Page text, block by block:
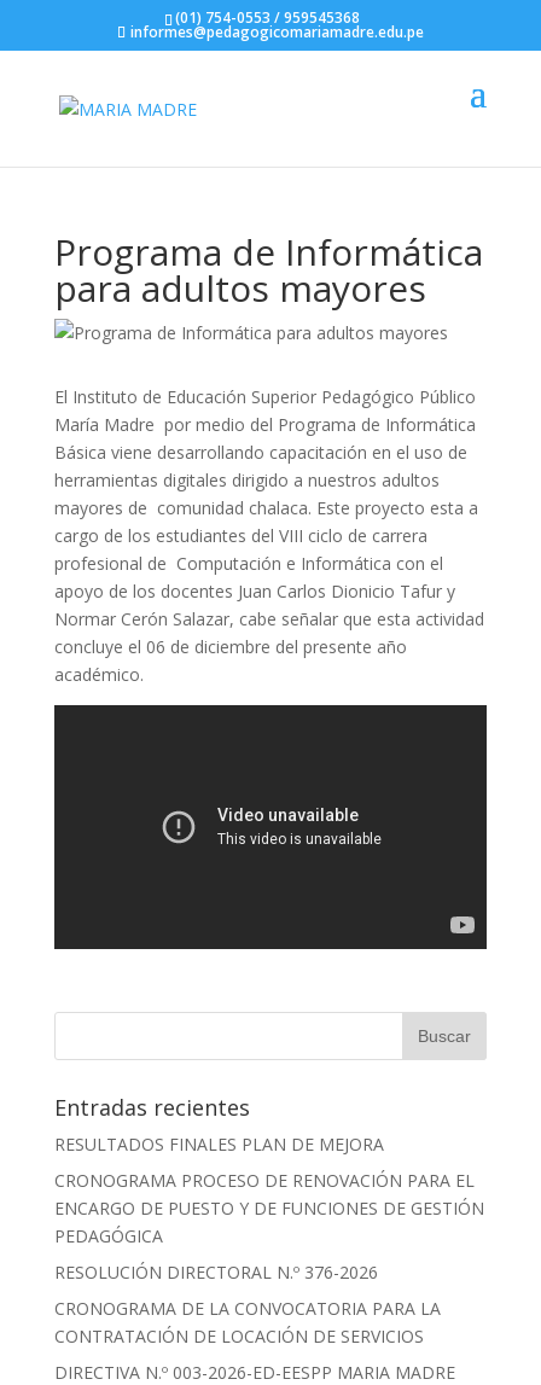
(01) 754-0553 / 959545368
informes@pedagogicomariamadre.edu.pe
Programa de Informática
para adultos mayores
El Instituto de Educación Superior Pedagógico Público
María Madre por medio del Programa de Informática
Básica viene desarrollando capacitación en el uso de
herramientas digitales dirigido a nuestros adultos
mayores de comunidad chalaca. Este proyecto esta a
cargo de los estudiantes del VIII ciclo de carrera
profesional de Computación e Informática con el
apoyo de los docentes Juan Carlos Dionicio Tafur y
Normar Cerón Salazar, cabe señalar que esta actividad
concluye el 06 de diciembre del presente año
académico.
Entradas recientes
RESULTADOS FINALES PLAN DE MEJORA
CRONOGRAMA PROCESO DE RENOVACIÓN PARA EL
ENCARGO DE PUESTO Y DE FUNCIONES DE GESTIÓN
PEDAGÓGICA
RESOLUCIÓN DIRECTORAL N.º 376-2026
CRONOGRAMA DE LA CONVOCATORIA PARA LA
CONTRATACIÓN DE LOCACIÓN DE SERVICIOS
DIRECTIVA N.º 003-2026-ED-EESPP MARIA MADRE